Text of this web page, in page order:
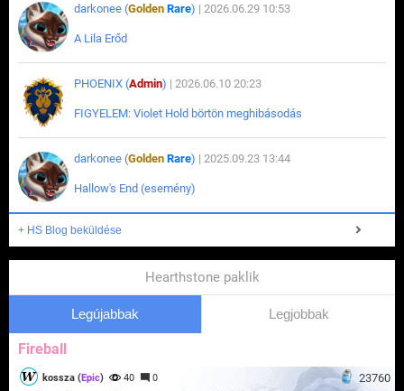
darkonee (Golden Rare) | 2026.06.29 10:53
A Lila Erőd
PHOENIX (Admin) | 2026.06.10 20:23
FIGYELEM: Violet Hold börtön meghibásodás
darkonee (Golden Rare) | 2025.09.23 13:44
Hallow's End (esemény)
+ HS Blog beküldése
Hearthstone paklik
Legújabbak Legjobbak
Fireball
23760
kossza (Epic) 40 0